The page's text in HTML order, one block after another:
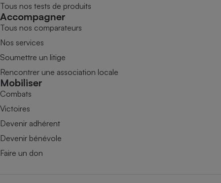
Tous nos tests de produits
Accompagner
Tous nos comparateurs
Nos services
Soumettre un litige
Rencontrer une association locale
Mobiliser
Combats
Victoires
Devenir adhérent
Devenir bénévole
Faire un don